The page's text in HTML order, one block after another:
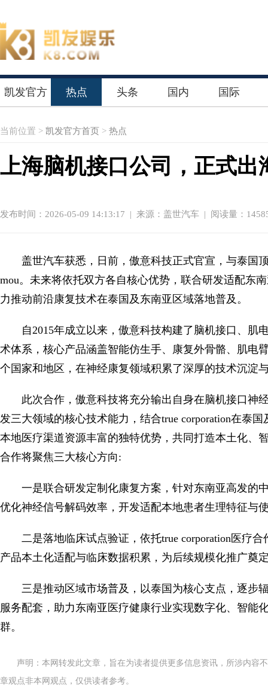
凯发官方 热点 头条 国内 国际
当前位置 > 凯发官方首页 > 热点
上海脑机接口公司，正式出
发布时间：2026-05-09 14:13:17 | 来源：盖世汽车 | 阅读量：
盖世汽车获悉，日前，傲意科技正式官宣，与泰国
mou。未来将依托双方各自核心优势，联合研发适配东
力推动前沿康复技术在泰国及东南亚区域落地普及。
自2015年成立以来，傲意科技构建了脑机接口、肌
术体系，核心产品涵盖智能仿生手、康复外骨骼、肌电
个国家和地区，在神经康复领域积累了深厚的技术沉淀
此次合作，傲意科技将充分输出自身在脑机接口神
发三大领域的核心技术能力，结合true corporation在泰
本地医疗渠道资源丰富的独特优势，共同打造本土化、
合作将聚焦三大核心方向:
一是联合研发定制化康复方案，针对东南亚高发的
优化神经信号解码效率，开发适配本地患者生理特征与
二是落地临床试点验证，依托true corporation医疗
产品本土化适配与临床数据积累，为后续规模化推广奠
三是推动区域市场普及，以泰国为核心支点，逐步
服务配套，助力东南亚医疗健康行业实现数字化、智能
群。
声明：本网转发此文章，旨在为读者提供更多信息资讯，所涉内容
章观点非本网观点，仅供读者参考。